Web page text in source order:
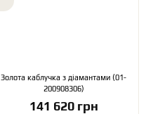
Золота каблучка з діамантами (01-
200908306)
141 620 грн